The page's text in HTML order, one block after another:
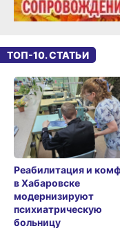
ТОП-10. СТАТЬИ
Реабилитация и
в Хабаровске
модернизируют
психиатрическую
больницу